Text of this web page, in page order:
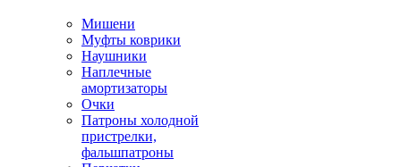
Мишени
Муфты коврики
Наушники
Наплечные
амортизаторы
Очки
Патроны холодной
пристрелки,
фальшпатроны